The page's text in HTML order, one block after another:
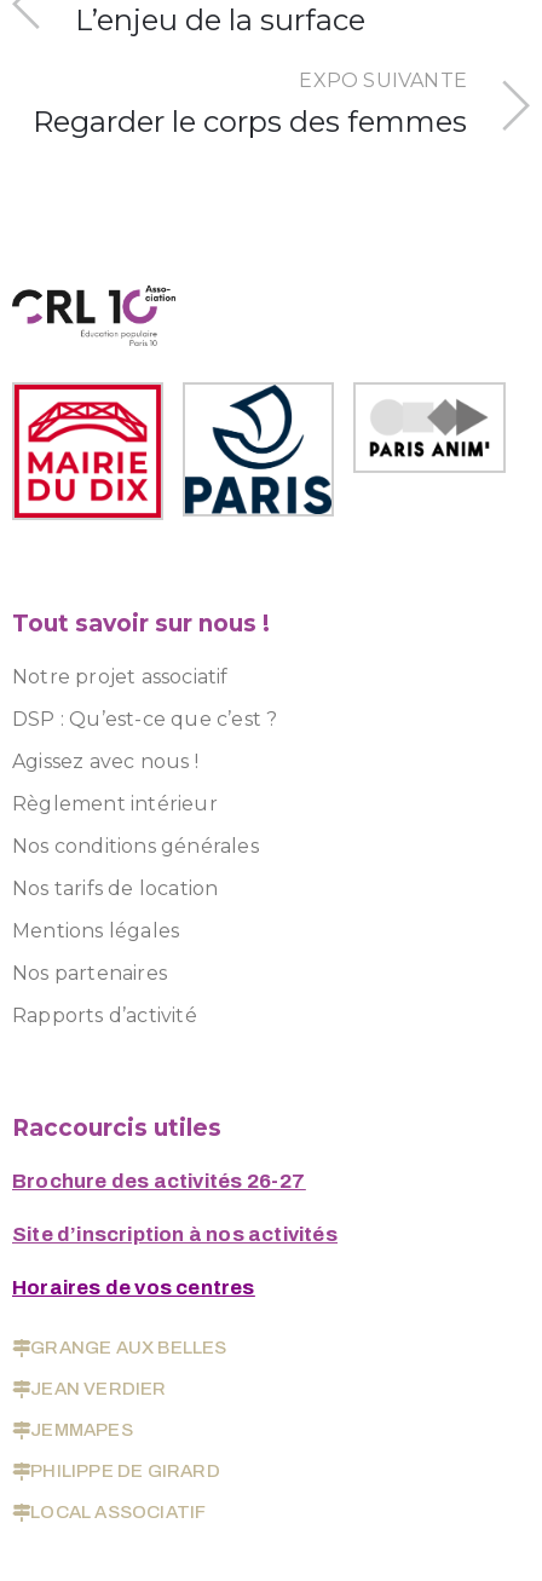
L’enjeu de la surface
EXPO SUIVANTE
Regarder le corps des femmes
Tout savoir sur nous !
Notre projet associatif
DSP : Qu’est-ce que c’est ?
Agissez avec nous !
Règlement intérieur
Nos conditions générales
Nos tarifs de location
Mentions légales
Nos partenaires
Rapports d’activité
Raccourcis utiles
Brochure des activités 26-27
Site d’inscription à nos activités
Horaires de vos centres
GRANGE AUX BELLES
JEAN VERDIER
JEMMAPES
PHILIPPE DE GIRARD
LOCAL ASSOCIATIF